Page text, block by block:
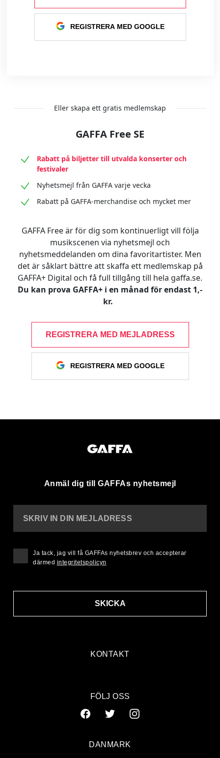
REGISTRERA MED GOOGLE
Eller skapa ett gratis medlemskap
GAFFA Free SE
Rabatt på biljetter till utvalda konserter och
festivaler
Nyhetsmejl från GAFFA varje vecka
Rabatt på GAFFA-merchandise och mycket mer
GAFFA Free är för dig som kontinuerligt vill följa
musikscenen via nyhetsmejl och
nyhetsmeddelanden om dina favoritartister. Men
det är såklart bättre att skaffa ett medlemskap på
GAFFA+ Digital och få full tillgång till hela gaffa.se.
Du kan prova GAFFA+ i en månad för endast 1,-
kr.
REGISTRERA MED MEJLADRESS
REGISTRERA MED GOOGLE
Anmäl dig till GAFFAs nyhetsmejl
KONTAKT
SKRIV IN DIN MEJLADRESS
SKICKA
Ja tack, jag vill få GAFFAs nyhetsbrev och accepterar
därmed integritetspolicyn
FÖLJ OSS
DANMARK